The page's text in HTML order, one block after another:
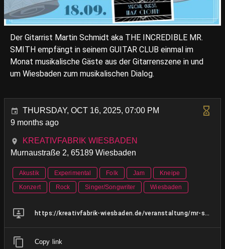
Der Gitarrist Martin Schmidt aka THE INCREDIBLE MR.
SMITH empfängt in seinem GUITAR CLUB einmal im
Monat musikalische Gäste aus der Gitarrenszene in und
um Wiesbaden zum musikalischen Dialog.
THURSDAY, OCT 16, 2025, 07:00 PM
9 months ago
KREATIVFABRIK WIESBADEN
Murnaustraße 2, 65189 Wiesbaden
Akustik Experimental Folk Jam
Kneipe
Konzert
Rock Singer/Songwriter Wiesbaden
https://kreativfabrik-wiesbaden.de/veranstaltung/mr-smiths-guitar-club-7/
Copy link